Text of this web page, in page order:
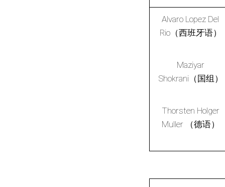
Alvaro Lopez Del
Rio（西班牙语）
Maziyar
Shokrani（国组）
Thorsten Holger
Muller （德语）